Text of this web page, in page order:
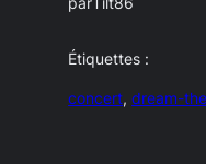
Étiquettes :
concert, dream-